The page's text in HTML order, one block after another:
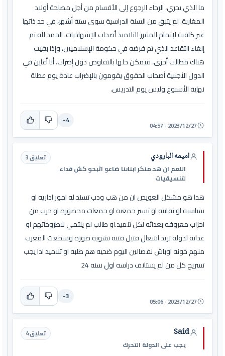
ما الذي يجري، الرجاء الرجوع إلى الأقسام من أجل مصلحة أولاد
المغاربة. لم يتبق من السنة الدراسية سوى ستة أشهر، في حد ذاتها
غير كافية لإتمام المقرر للتلاميذ أصحاب الإشهاديات. الحمد لله تم
إلغاء التقاعد الذي تم فرضه في حكومة الإسلاميين، وإذا بقيت
هناك مطالب أخرى، فيمكن حلها بالتفاوض دون إضراب. أنا أعاين في
الدول الأجنبية أصحاب الحقوق يقومون بالإضراب عادة يوم عطلة
نهاية الأسبوع وليس يوم التدريس.
2023/12/27 - 04:57
-4
اميمه البارودي
اللعم ان هد.منكر ابناىنا ضاعو اثبحو كش فداء
لتنسيقيات
تعليق 3
هدا هو مشكل العويص ان من هب ودب تسند.له امور اداريه او
سياسيه او نقابيه او تسير جمعيه او جمعات محضورة او حزب من
احزاب معروفه بعدائه لكل تلميد.او طالب لم ينتمي لاطروحاتهم او
عداىه لدوله تريد اشعال فتيل فتنه تشويه صورة وسمعت المغرب
منهم خونه اوباش نفصالين اليوم ضحيه هم طلبه او تلاميد ادا يجب
تسريح كل من لم يستانف دراسه اول سنه 24
2023/12/27 - 05:06
-3
Said
يجب على الدولة التحرك
تعليق 4